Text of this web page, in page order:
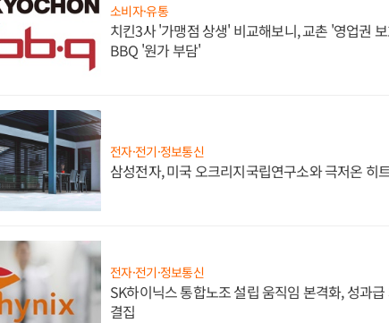
소비자·유통
치킨3사 '가맹점 상생' 비교해보니, 교촌 '영업권
BBQ '원가 부담'
전자·전기·정보통신
삼성전자, 미국 오크리지국립연구소와 극저온 히
전자·전기·정보통신
SK하이닉스 통합노조 설립 움직임 본격화, 성과
결집